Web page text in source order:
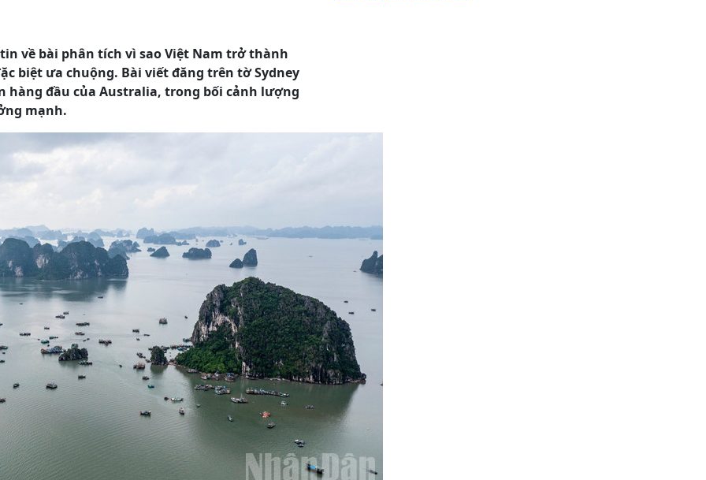
về bài phân tích vì sao Việt Nam trở thành
biệt ưa chuộng. Bài viết đăng trên tờ Sydney
hàng đầu của Australia, trong bối cảnh lượng
mạnh.